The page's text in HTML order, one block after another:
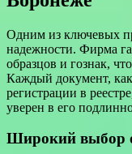
Одним из ключевых
надежности. Фирма
образцов и гознак,
Каждый документ,
регистрации в
уверен в его
Широкий выбор